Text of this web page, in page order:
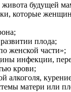
будущей
которые
плода;
женской части»;
инфекции,
крови;
алкоголя,
матери или